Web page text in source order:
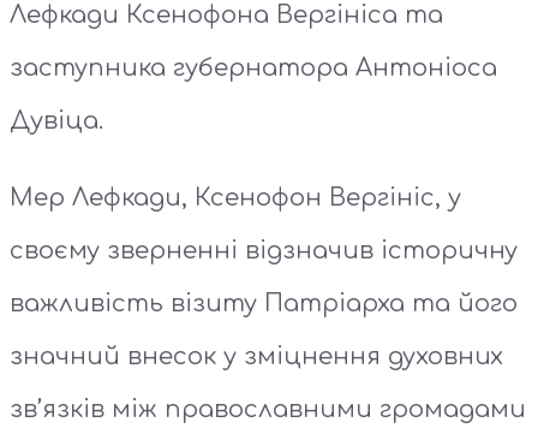
Лефкади Ксенофона Вергініса та
заступника губернатора Антоніоса
Дувіца.
Мер Лефкади, Ксенофон Вергініс, у
своєму зверненні відзначив історичну
важливість візиту Патріарха та його
значний внесок у зміцнення духовних
зв’язків між православними громадами